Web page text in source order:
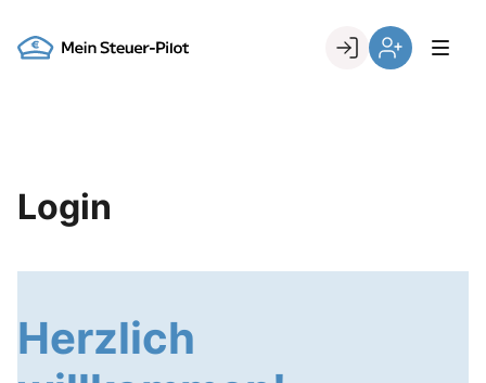
content
Go to landing page.
Login
Herzlich